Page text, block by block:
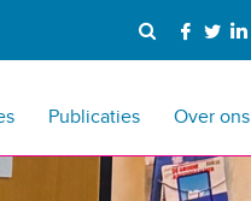
Publicaties Over ons